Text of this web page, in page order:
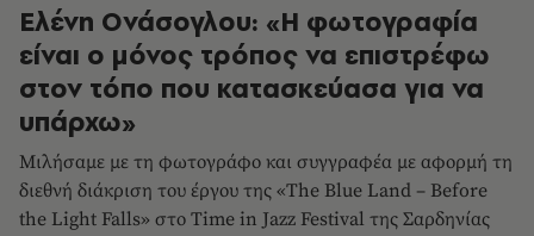
Ελένη Ονάσογλου: «Η φωτογραφία
είναι ο μόνος τρόπος να επιστρέφω
στον τόπο που κατασκεύασα για να
υπάρχω»
Μιλήσαμε με τη φωτογράφο και συγγραφέα με αφορμή τη
διεθνή διάκριση του έργου της «The Blue Land – Before
the Light Falls» στο Time in Jazz Festival της Σαρδηνίας